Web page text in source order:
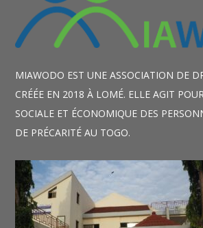
MIAWODO EST UNE ASSOCIATION DE
CRÉÉE EN 2018 À LOMÉ. ELLE AGIT
SOCIALE ET ÉCONOMIQUE DES
DE PRÉCARITÉ AU TOGO.